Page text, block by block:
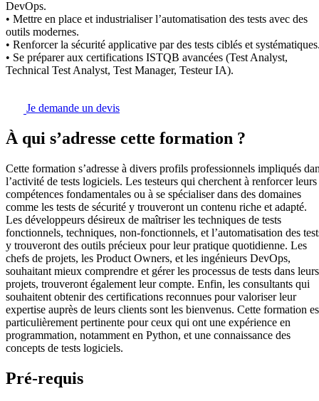
DevOps.
• Mettre en place et industrialiser l’automatisation des tests avec des
outils modernes.
• Renforcer la sécurité applicative par des tests ciblés et
• Se préparer aux certifications ISTQB avancées (Test Analyst,
Technical Test Analyst, Test Manager, Testeur IA).
Je demande un devis
À qui s’adresse cette formation ?
Cette formation s’adresse à divers profils professionnels impliqués
l’activité de tests logiciels. Les testeurs qui cherchent à renforcer leurs
compétences fondamentales ou à se spécialiser dans des domaines
comme les tests de sécurité y trouveront un contenu riche et adapté.
Les développeurs désireux de maîtriser les techniques de tests
fonctionnels, techniques, non-fonctionnels, et l’automatisation des
y trouveront des outils précieux pour leur pratique quotidienne. Les
chefs de projets, les Product Owners, et les ingénieurs DevOps,
souhaitant mieux comprendre et gérer les processus de tests dans leurs
projets, trouveront également leur compte. Enfin, les consultants qui
souhaitent obtenir des certifications reconnues pour valoriser leur
expertise auprès de leurs clients sont les bienvenus. Cette formation
particulièrement pertinente pour ceux qui ont une expérience en
programmation, notamment en Python, et une connaissance des
concepts de tests logiciels.
Pré-requis